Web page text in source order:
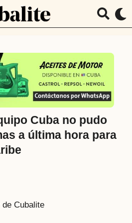
Cuba no pudo
a última hora para
de Cubalite